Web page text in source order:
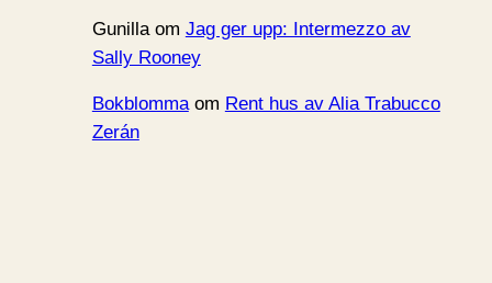
Gunillaom Jag ger upp: Intermezzo av
Sally Rooney
Bokblommaom Rent hus av Alia Trabucco
Zerán